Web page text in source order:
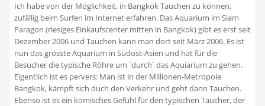
Ich habe von der Möglichkeit, in Bangkok Tauchen zu können,
zufällig beim Surfen im Internet erfahren. Das Aquarium im Siam
Paragon (riesiges Einkaufscenter mitten in Bangkok) gibt es erst seit
Dezember 2006 und Tauchen kann man dort seit März 2006. Es ist
nun das grösste Aquarium in Südost-Asien und hat für die
Besucher die typische Röhre um ´durch´ das Aquiarium zu gehen.
Eigentlich ist es pervers: Man ist in der Millionen-Metropole
Bangkok, kämpft sich duch den Verkehr und geht dann Tauchen.
Ebenso ist es ein komisches Gefühl für den typischen Taucher, der